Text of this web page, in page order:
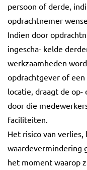
persoon of derde,
opdrachtnemer
Indien door
ingescha- kelde
werkzaamheden
opdrachtgever of
locatie, draagt de op-
door die
faciliteiten.
Het risico van verlies,
waardevermindering
het moment waarop